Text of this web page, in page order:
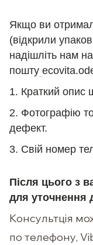
Якщо ви
(відкрили
надішліть нам
пошту
1. Краткий опис
2. Фотографію
дефект.
3. Свій номер
Після цього з
для уточнення
Консультція
по телефону,